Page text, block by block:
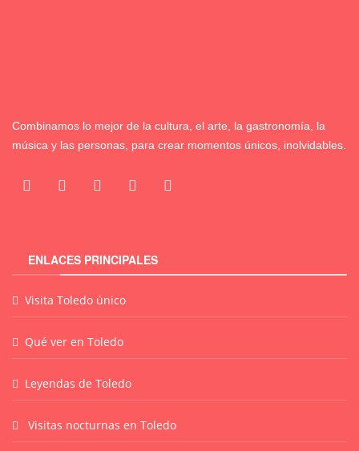
Combinamos lo mejor de la cultura, el arte, la gastronomía, la
música y las personas, para crear momentos únicos, inolvidables.
ENLACES PRINCIPALES
Visita Toledo único
Qué ver en Toledo
Leyendas de Toledo
Visitas nocturnas en Toledo